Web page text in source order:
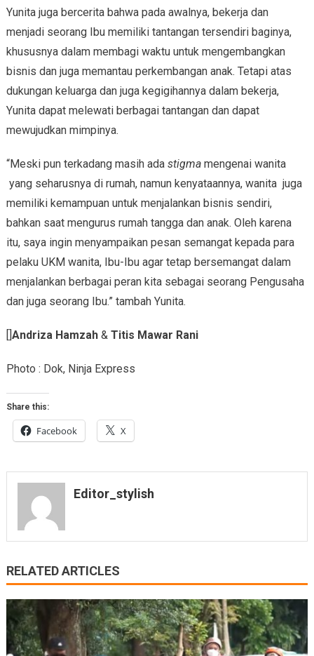
Yunita juga bercerita bahwa pada awalnya, bekerja dan
menjadi seorang Ibu memiliki tantangan tersendiri baginya,
khususnya dalam membagi waktu untuk mengembangkan
bisnis dan juga memantau perkembangan anak. Tetapi atas
dukungan keluarga dan juga kegigihannya dalam bekerja,
Yunita dapat melewati berbagai tantangan dan dapat
mewujudkan mimpinya.
“Meski pun terkadang masih ada stigma mengenai wanita
yang seharusnya di rumah, namun kenyataannya, wanita juga
memiliki kemampuan untuk menjalankan bisnis sendiri,
bahkan saat mengurus rumah tangga dan anak. Oleh karena
itu, saya ingin menyampaikan pesan semangat kepada para
pelaku UKM wanita, Ibu-Ibu agar tetap bersemangat dalam
menjalankan berbagai peran kita sebagai seorang Pengusaha
dan juga seorang Ibu.” tambah Yunita.
[]Andriza Hamzah& Titis Mawar Rani
Photo : Dok, Ninja Express
Share this:
Facebook X
Editor_stylish
RELATED ARTICLES